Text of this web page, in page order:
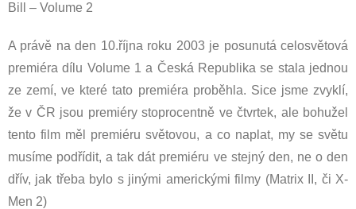
Bill – Volume 2
A právě na den 10.října roku 2003 je posunutá celosvětová
premiéra dílu Volume 1 a Česká Republika se stala jednou
ze zemí, ve které tato premiéra proběhla. Sice jsme zvyklí,
že v ČR jsou premiéry stoprocentně ve čtvrtek, ale bohužel
tento film měl premiéru světovou, a co naplat, my se světu
musíme podřídit, a tak dát premiéru ve stejný den, ne o den
dřív, jak třeba bylo s jinými americkými filmy (Matrix II, či X-
Men 2)